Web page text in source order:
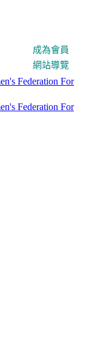
成為會員
網站導覽